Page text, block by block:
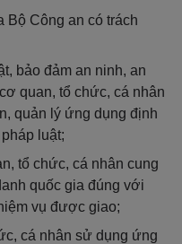
Bộ Công an có trách
bảo đảm an ninh, an
quan, tổ chức, cá nhân
quản lý ứng dụng định
luật;
tổ chức, cá nhân cung
quốc gia đúng với
vụ được giao;
cá nhân sử dụng ứng